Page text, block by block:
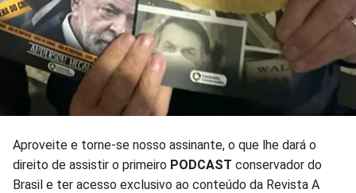
Aproveite e torne-se nosso assinante, o que lhe dará o
direito de assistir o primeiro PODCAST conservador do
Brasil e ter acesso exclusivo ao conteúdo da Revista A